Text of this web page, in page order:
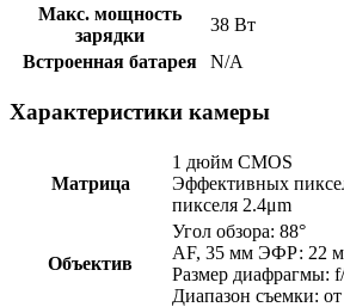
Макс. мощность
зарядки
38 Вт
Встроенная батарея
N/A
Характеристики камеры
Матрица
1 дюйм CMOS
Эффективных
пикселя 2.4μm
Объектив
Угол обзора: 88°
AF, 35 мм ЭФР: 22
Размер диафрагмы:
Диапазон съемки: